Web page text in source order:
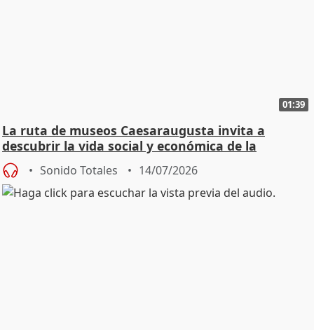
01:39
La ruta de museos Caesaraugusta invita a
descubrir la vida social y económica de la
Zaragoza ro
Sonido Totales 14/07/2026